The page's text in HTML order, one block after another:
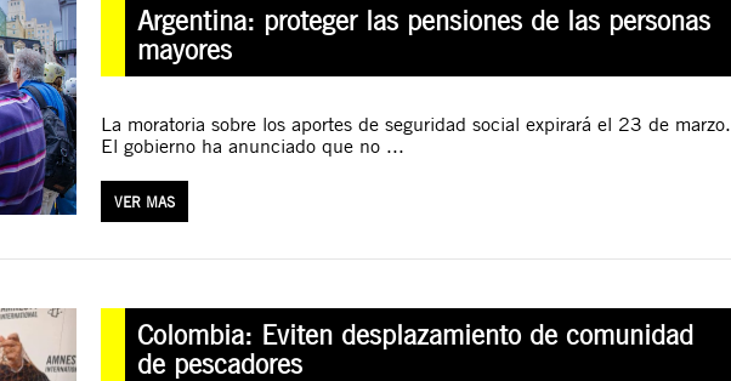
Argentina: proteger las pensiones de las personas
mayores
La moratoria sobre los aportes de seguridad social expirará el 23 de marzo.
El gobierno ha anunciado que no ...
VER MAS
Colombia: Eviten desplazamiento de comunidad
de pescadores